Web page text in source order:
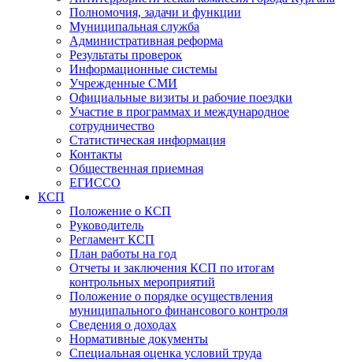
Полномочия, задачи и функции
Муниципальная служба
Административная реформа
Результаты проверок
Информационные системы
Учрежденные СМИ
Официальные визиты и рабочие поездки
Участие в программах и международное
сотрудничество
Статистическая информация
Контакты
Общественная приемная
ЕГИССО
КСП
Положение о КСП
Руководитель
Регламент КСП
План работы на год
Отчеты и заключения КСП по итогам
контрольных мероприятий
Положение о порядке осуществления
муниципального финансового контроля
Сведения о доходах
Нормативные документы
Специальная оценка условий труда